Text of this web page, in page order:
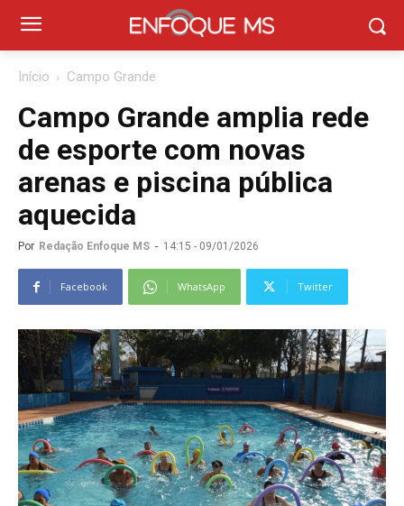
Início Campo Grande
Campo Grande amplia rede
de esporte com novas
arenas e piscina pública
aquecida
Por Redação Enfoque MS - 14:15 - 09/01/2026
Facebook WhatsApp Twitter